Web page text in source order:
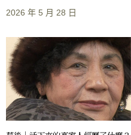
2026 年 5 月 28 日